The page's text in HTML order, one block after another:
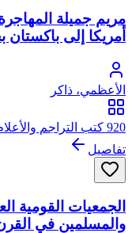
مريم جميلة
أمريكا إلى باكستان
الأعظمي، ذاكر
920 كتب التراجم والأعلام
تفاصيل
الجمعيات القومية
والمسلمين في